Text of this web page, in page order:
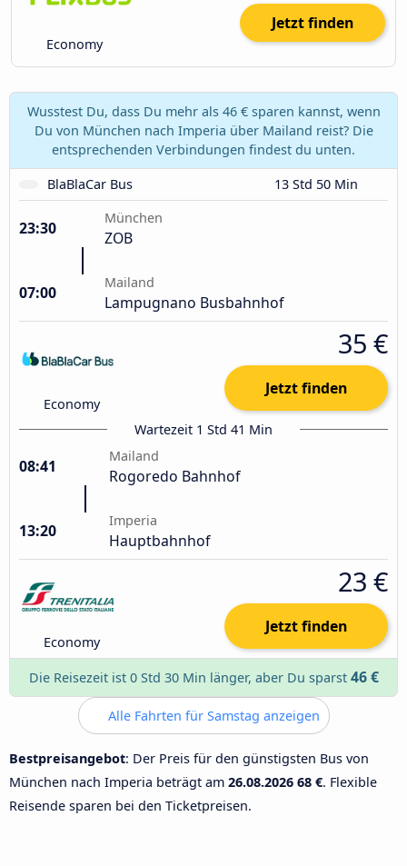
Economy
Jetzt finden
Wusstest Du, dass Du mehr als 46 € sparen kannst, wenn
Du von München nach Imperia über Mailand reist? Die
entsprechenden Verbindungen findest du unten.
BlaBlaCar Bus
13 Std 50 Min
23:30
München
ZOB
07:00
Mailand
Lampugnano Busbahnhof
Economy
35 €
Jetzt finden
Wartezeit 1 Std 41 Min
08:41
Mailand
Rogoredo Bahnhof
13:20
Imperia
Hauptbahnhof
Economy
23 €
Jetzt finden
Die Reisezeit ist 0 Std 30 Min länger, aber Du sparst 46 €
Alle Fahrten für Samstag anzeigen
Bestpreisangebot: Der Preis für den günstigsten Bus von
München nach Imperia beträgt am 26.08.2026 68 €. Flexible
Reisende sparen bei den Ticketpreisen.